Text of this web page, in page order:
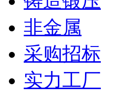
非金属
采购招标
实力工厂